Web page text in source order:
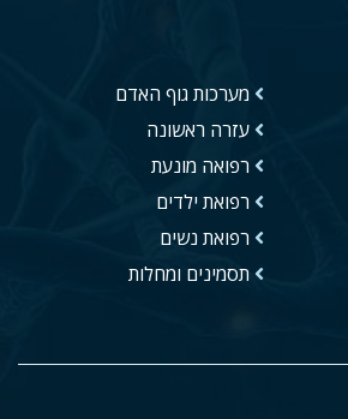
מערכות גוף האדם
עזרה ראשונה
רפואה מונעת
רפואת ילדים
רפואת נשים
תסמינים ומחלות